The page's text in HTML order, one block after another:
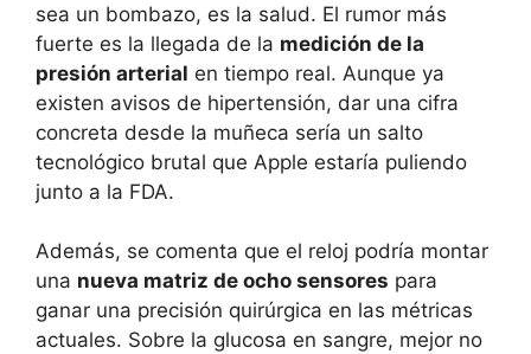
sea un bombazo, es la salud. El rumor más
fuerte es la llegada de la medición de la
presión arterial en tiempo real. Aunque ya
existen avisos de hipertensión, dar una cifra
concreta desde la muñeca sería un salto
tecnológico brutal que Apple estaría puliendo
junto a la FDA.
Además, se comenta que el reloj podría montar
una nueva matriz de ocho sensores para
ganar una precisión quirúrgica en las métricas
actuales. Sobre la glucosa en sangre, mejor no